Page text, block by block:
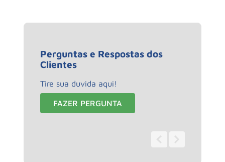
Perguntas e Respostas dos
Clientes
Tire sua duvida aqui!
FAZER PERGUNTA